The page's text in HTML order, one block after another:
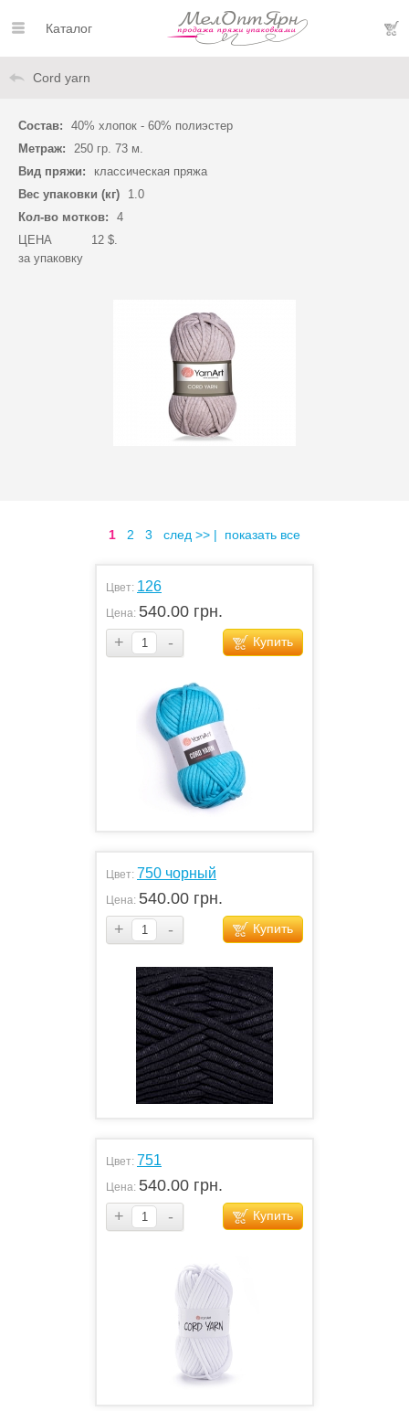
Каталог
Cord yarn
Состав:
40% хлопок - 60% полиэстер
Метраж:
250 гр. 73 м.
Вид пряжи:
классическая пряжа
Вес упаковки (кг)
1.0
Кол-во мотков:
4
ЦЕНА
за упаковку
12 $.
1 2 3 след >> | показать все
Цвет: 126
Цена: 540.00 грн.
+
- Купить
Цвет: 750 чорный
Цена: 540.00 грн.
+
- Купить
Цвет: 751
Цена: 540.00 грн.
+
- Купить